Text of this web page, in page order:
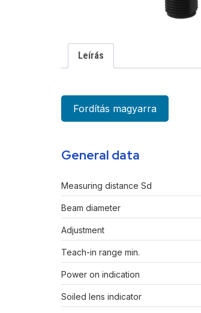
Leírás
Fordítás magyarra
General data
Measuring distance Sd
Beam diameter
Adjustment
Teach-in range min.
Power on indication
Soiled lens indicator